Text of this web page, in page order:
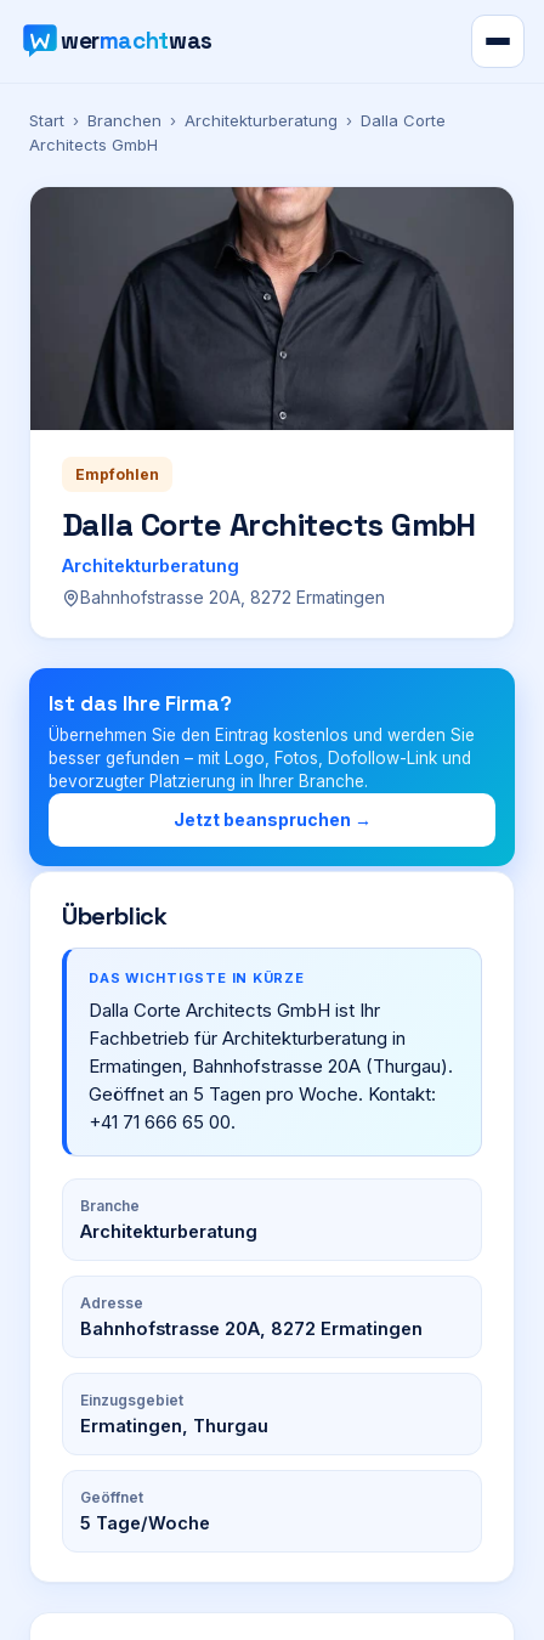
wermachtwas
Verzeichnis
Karte
Werbung
Preise
Für Firmen
Login
Start › Branchen › Architekturberatung › Dalla Corte
Architects GmbH
Empfohlen
Dalla Corte Architects GmbH
Architekturberatung
Bahnhofstrasse 20A, 8272 Ermatingen
Ist das Ihre Firma?
Übernehmen Sie den Eintrag kostenlos und werden Sie
besser gefunden – mit Logo, Fotos, Dofollow-Link und
bevorzugter Platzierung in Ihrer Branche.
Jetzt beanspruchen →
Überblick
DAS WICHTIGSTE IN KÜRZE
Dalla Corte Architects GmbH ist Ihr
Fachbetrieb für Architekturberatung in
Ermatingen, Bahnhofstrasse 20A (Thurgau).
Geöffnet an 5 Tagen pro Woche. Kontakt:
+41 71 666 65 00.
Branche
Architekturberatung
Adresse
Bahnhofstrasse 20A, 8272 Ermatingen
Einzugsgebiet
Ermatingen, Thurgau
Geöffnet
5 Tage/Woche